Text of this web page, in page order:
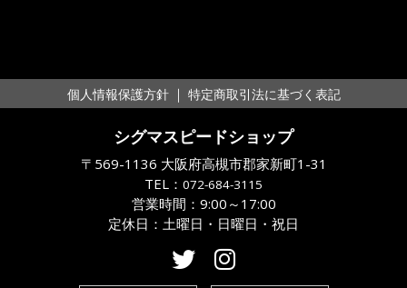
個人情報保護方針 ｜ 特定商取引法に基づく表記
シグマスピードショップ
〒569-1136 大阪府高槻市郡家新町1-31
TEL： 072-684-3115
営業時間：9:00～17:00
定休日：土曜日・日曜日・祝日